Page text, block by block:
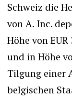
Schweiz die
von A. Inc.
Höhe von
und in Höhe
Tilgung einer
belgischen